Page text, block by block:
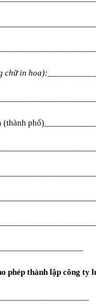
chữ in hoa):
phép thành lập công ty